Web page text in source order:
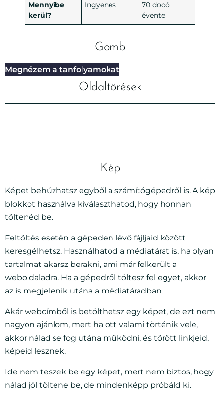
Mennyibe
kerül?
Ingyenes
70 dodó
évente
Gomb
Megnézem a tanfolyamokat
Oldaltörések
Kép
Képet behúzhatsz egyből a számítógépedről is. A kép
blokkot használva kiválaszthatod, hogy honnan
töltenéd be.
Feltöltés esetén a gépeden lévő fájljaid között
keresgélhetsz. Használhatod a médiatárat is, ha olyan
tartalmat akarsz berakni, ami már felkerült a
weboldaladra. Ha a gépedről töltesz fel egyet, akkor
az is megjelenik utána a médiatáradban.
Akár webcímből is betölthetsz egy képet, de ezt nem
nagyon ajánlom, mert ha ott valami történik vele,
akkor nálad se fog utána működni, és törött linkjeid,
képeid lesznek.
Ide nem teszek be egy képet, mert nem biztos, hogy
nálad jól töltene be, de mindenképp próbáld ki.